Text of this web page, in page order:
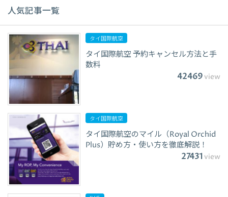
人気記事一覧
タイ国際航空
タイ国際航空 予約キャンセル方法と手
数料
42469view
タイ国際航空
タイ国際航空のマイル（Royal Orchid
Plus）貯め方・使い方を徹底解説！
27431view